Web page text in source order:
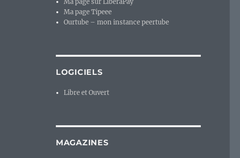
Ma page sur LiberaPay
Ma page Tipeee
Ourtube – mon instance peertube
LOGICIELS
Libre et Ouvert
MAGAZINES